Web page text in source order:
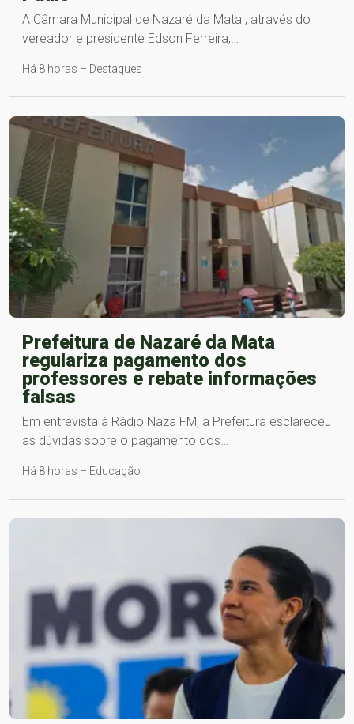
A Câmara Municipal de Nazaré da Mata , através do
vereador e presidente Edson Ferreira,…
Há 8 horas – Destaques
Prefeitura de Nazaré da Mata
regulariza pagamento dos
professores e rebate informações
falsas
Em entrevista à Rádio Naza FM, a Prefeitura esclareceu
as dúvidas sobre o pagamento dos…
Há 8 horas – Educação